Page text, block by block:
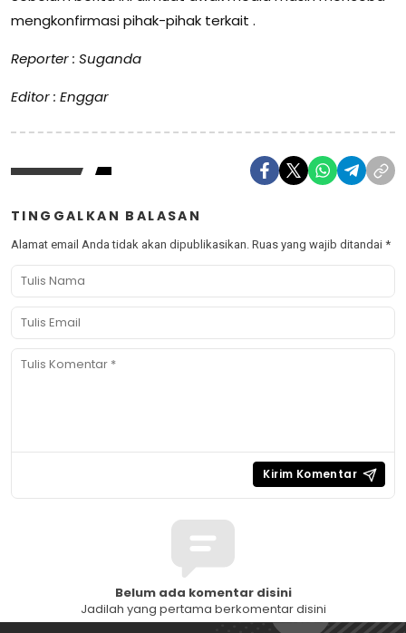
mengkonfirmasi pihak-pihak terkait .
Reporter : Suganda
Editor : Enggar
TINGGALKAN BALASAN
Alamat email Anda tidak akan dipublikasikan. Ruas yang wajib ditandai *
Belum ada komentar disini
Jadilah yang pertama berkomentar disini